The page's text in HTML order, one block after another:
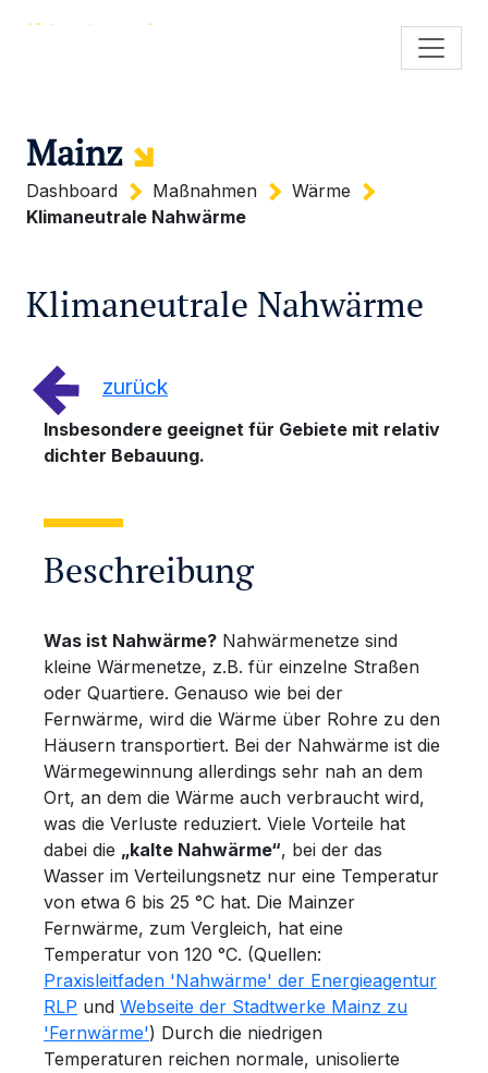
Mainz
Dashboard Maßnahmen
Wärme
Klimaneutrale Nahwärme
Klimaneutrale Nahwärme
zurück
Insbesondere geeignet für Gebiete mit relativ
dichter Bebauung.
Beschreibung
Was ist Nahwärme? Nahwärmenetze sind
kleine Wärmenetze, z.B. für einzelne Straßen
oder Quartiere. Genauso wie bei der
Fernwärme, wird die Wärme über Rohre zu den
Häusern transportiert. Bei der Nahwärme ist die
Wärmegewinnung allerdings sehr nah an dem
Ort, an dem die Wärme auch verbraucht wird,
was die Verluste reduziert. Viele Vorteile hat
dabei die „kalte Nahwärme“, bei der das
Wasser im Verteilungsnetz nur eine Temperatur
von etwa 6 bis 25 °C hat. Die Mainzer
Fernwärme, zum Vergleich, hat eine
Temperatur von 120 °C. (Quellen:
Praxisleitfaden 'Nahwärme' der Energieagentur
RLP und Webseite der Stadtwerke Mainz zu
'Fernwärme') Durch die niedrigen
Temperaturen reichen normale, unisolierte